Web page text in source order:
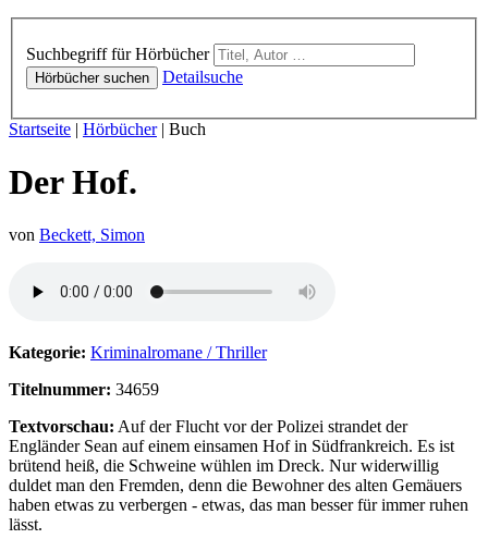
Suchbegriff für Hörbücher
Hörbücher suchen Detailsuche
Sie sind hier:
Startseite | Hörbücher| Buch
Der Hof.
von Beckett, Simon
Kategorie: Kriminalromane / Thriller
Titelnummer: 34659
Textvorschau: Auf der Flucht vor der Polizei strandet der
Engländer Sean auf einem einsamen Hof in Südfrankreich. Es ist
brütend heiß, die Schweine wühlen im Dreck. Nur widerwillig
duldet man den Fremden, denn die Bewohner des alten Gemäuers
haben etwas zu verbergen - etwas, das man besser für immer ruhen
lässt.